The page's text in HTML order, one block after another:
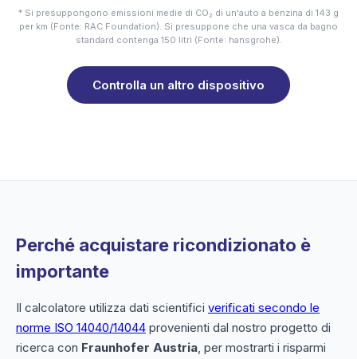
* Si presuppongono emissioni medie di CO₂ di un'auto a benzina di 143 g
per km (Fonte: RAC Foundation). Si presuppone che una vasca da bagno
standard contenga 150 litri (Fonte: hansgrohe).
Controlla un altro dispositivo
Perché acquistare ricondizionato è
importante
Il calcolatore utilizza dati scientifici verificati secondo le
norme ISO 14040/14044 provenienti dal nostro progetto di
ricerca con Fraunhofer Austria, per mostrarti i risparmi